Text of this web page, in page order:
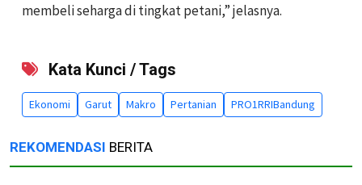
membeli seharga di tingkat petani,” jelasnya.
Kata Kunci / Tags
Ekonomi Garut Makro Pertanian PRO1RRIBandung
REKOMENDASI BERITA